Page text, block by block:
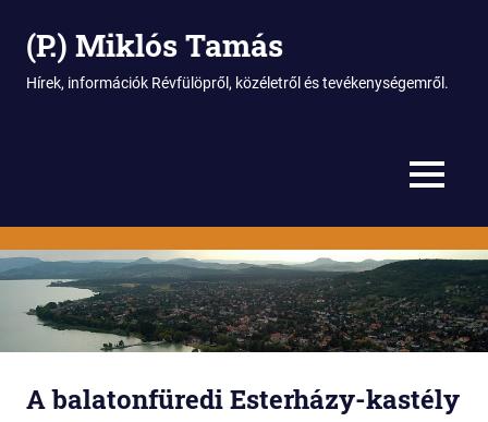
Skip
content
(P.) Miklós Tamás
Hírek, információk Révfülöpről, közéletről és tevékenységemről.
MENU
A balatonfüredi Esterházy-kastély